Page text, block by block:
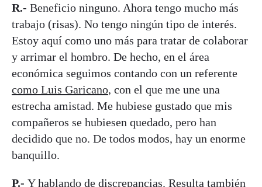
R.- Beneficio ninguno. Ahora tengo mucho más
trabajo (risas). No tengo ningún tipo de interés.
Estoy aquí como uno más para tratar de colaborar
y arrimar el hombro. De hecho, en el área
económica seguimos contando con un referente
como Luis Garicano, con el que me une una
estrecha amistad. Me hubiese gustado que mis
compañeros se hubiesen quedado, pero han
decidido que no. De todos modos, hay un enorme
banquillo.
P.- Y hablando de discrepancias. Resulta también